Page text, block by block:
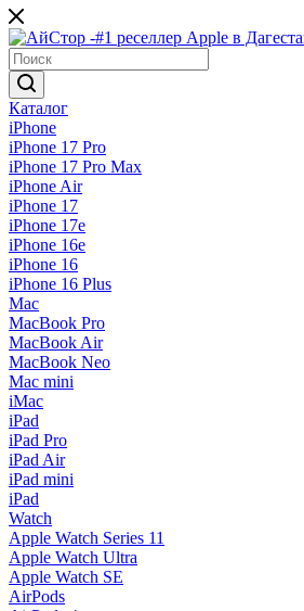
Каталог
iPhone
iPhone 17 Pro
iPhone 17 Pro Max
iPhone Air
iPhone 17
iPhone 17e
iPhone 16e
iPhone 16
iPhone 16 Plus
Mac
MacBook Pro
MacBook Air
MacBook Neo
Mac mini
iMac
iPad
iPad Pro
iPad Air
iPad mini
iPad
Watch
Apple Watch Series 11
Apple Watch Ultra
Apple Watch SE
AirPods